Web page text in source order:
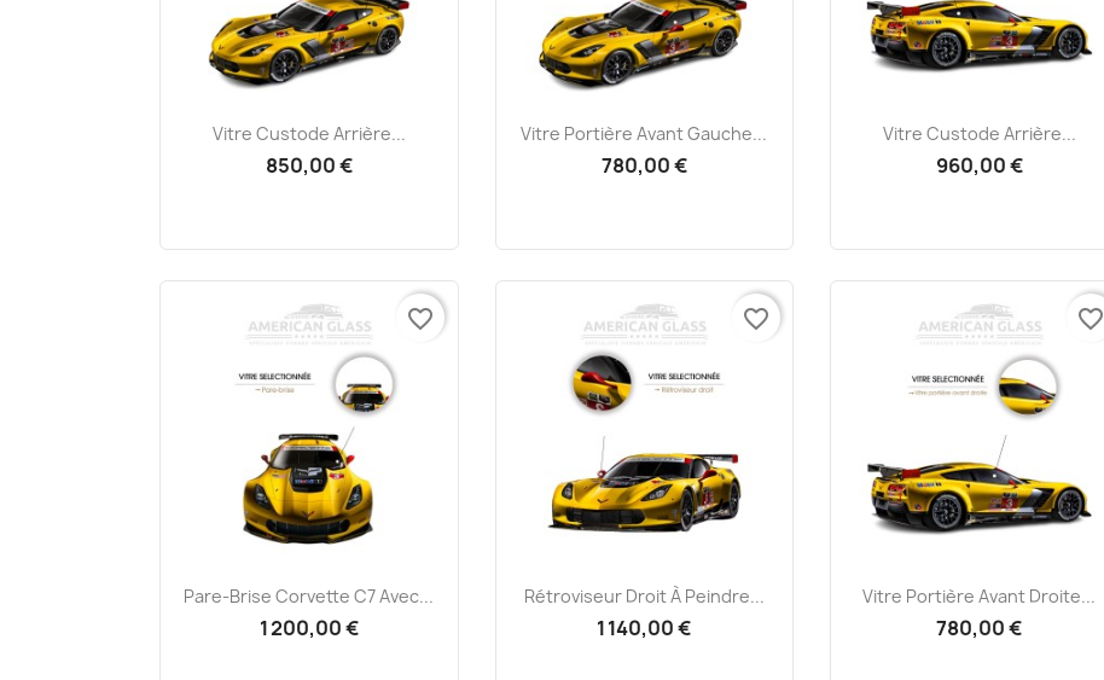
Aperçu rapide
Vitre Custode Arrière...
850,00 €
Aperçu rapide
Vitre Portière Avant Gauche...
780,00 €
Aperçu rapide
Vitre Custode Arrière...
960,00 €
Aperçu rapide
Pare-Brise Corvette C7 Avec...
1 200,00 €
favorite_border
Aperçu rapide
Rétroviseur Droit À Peindre...
1 140,00 €
favorite_border
Aperçu rapide
Vitre Portière Avant Droite...
780,00 €
favorite_border